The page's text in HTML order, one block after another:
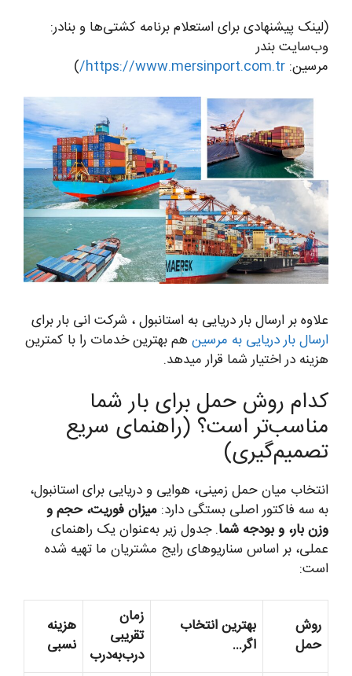
(لینک پیشنهادی برای استعلام برنامه کشتی‌ها و بنادر:
وب‌سایت بندر
مرسین: https://www.mersinport.com.tr/
)
علاوه بر ارسال بار دریایی به استانبول ، شرکت انی بار برای
ارسال بار دریایی به مرسین هم بهترین خدمات را با کمترین
هزینه در اختیار شما قرار میدهد.
کدام روش حمل برای بار شما
مناسب‌تر است؟ (راهنمای سریع
تصمیم‌گیری)
انتخاب میان حمل زمینی، هوایی و دریایی برای استانبول،
به سه فاکتور اصلی بستگی دارد: میزان فوریت، حجم و
وزن بار، و بودجه شما. جدول زیر به‌عنوان یک راهنمای
عملی، بر اساس سناریوهای رایج مشتریان ما تهیه شده
است:
روش
حمل
بهترین انتخاب
اگر…
زمان
تقریبی
درب‌به‌درب
هزینه
نسبی